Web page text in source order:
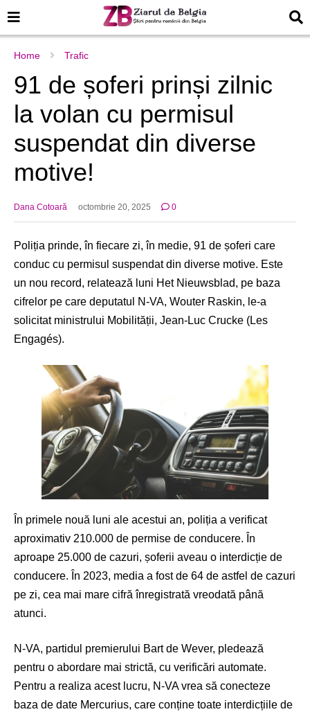
Home Trafic
91 de șoferi prinși zilnic
la volan cu permisul
suspendat din diverse
motive!
Dana Cotoară octombrie 20, 2025 0
Poliția prinde, în fiecare zi, în medie, 91 de șoferi care
conduc cu permisul suspendat din diverse motive. Este
un nou record, relatează luni Het Nieuwsblad, pe baza
cifrelor pe care deputatul N-VA, Wouter Raskin, le-a
solicitat ministrului Mobilității, Jean-Luc Crucke (Les
Engagés).
În primele nouă luni ale acestui an, poliția a verificat
aproximativ 210.000 de permise de conducere. În
aproape 25.000 de cazuri, șoferii aveau o interdicție de
conducere. În 2023, media a fost de 64 de astfel de cazuri
pe zi, cea mai mare cifră înregistrată vreodată până
atunci.
N-VA, partidul premierului Bart de Wever, pledează
pentru o abordare mai strictă, cu verificări automate.
Pentru a realiza acest lucru, N-VA vrea să conecteze
baza de date Mercurius, care conține toate interdicțiile de